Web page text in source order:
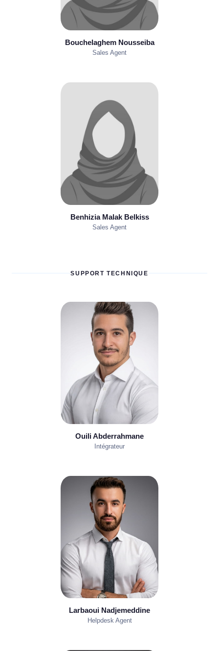
Bouchelaghem Nousseiba
Sales Agent
Benhizia Malak Belkiss
Sales Agent
SUPPORT TECHNIQUE
Ouili Abderrahmane
Intégrateur
Larbaoui Nadjemeddine
Helpdesk Agent